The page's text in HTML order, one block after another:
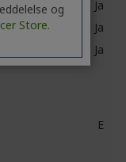
Ja
Ja
Ja
E
og
Store.